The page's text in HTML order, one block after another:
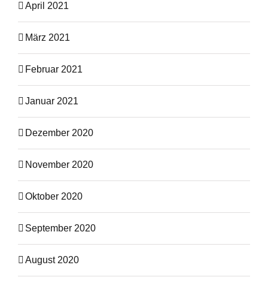
April 2021
März 2021
Februar 2021
Januar 2021
Dezember 2020
November 2020
Oktober 2020
September 2020
August 2020